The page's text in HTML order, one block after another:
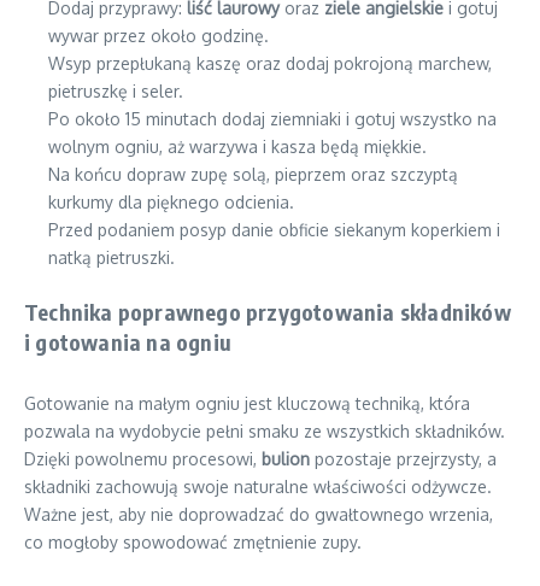
Dodaj przyprawy: liść laurowyoraz ziele angielskie i gotuj
wywar przez około godzinę.
Wsyp przepłukaną kaszę oraz dodaj pokrojoną marchew,
pietruszkę i seler.
Po około 15 minutach dodaj ziemniaki i gotuj wszystko na
wolnym ogniu, aż warzywa i kasza będą miękkie.
Na końcu dopraw zupę solą, pieprzem oraz szczyptą
kurkumy dla pięknego odcienia.
Przed podaniem posyp danie obficie siekanym koperkiem i
natką pietruszki.
Technika poprawnego przygotowania składników
i gotowania na ogniu
Gotowanie na małym ogniu jest kluczową techniką, która
pozwala na wydobycie pełni smaku ze wszystkich składników.
Dzięki powolnemu procesowi, bulion pozostaje przejrzysty, a
składniki zachowują swoje naturalne właściwości odżywcze.
Ważne jest, aby nie doprowadzać do gwałtownego wrzenia,
co mogłoby spowodować zmętnienie zupy.